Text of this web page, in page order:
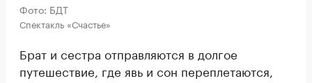
Фото: БДТ
Спектакль «Счастье»
Брат и сестра отправляются в долгое
путешествие, где явь и сон переплетаются,